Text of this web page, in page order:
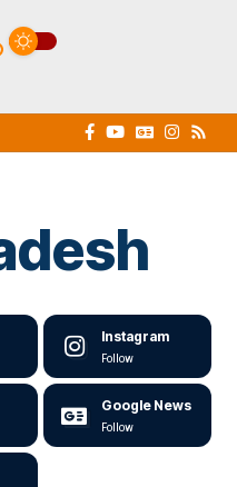
Instagram
Follow
Google News
Follow